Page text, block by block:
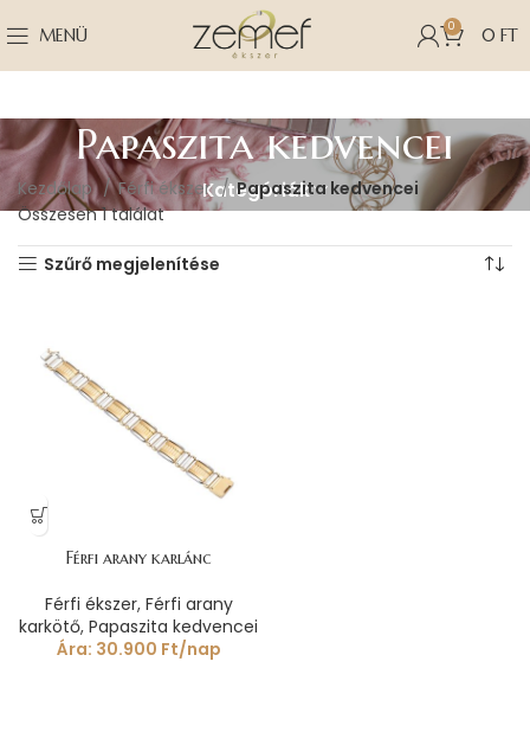
MENÜ 0 0 FT
Papaszita kedvencei
Kategóriák
Kezdőlap Férfi ékszer
Papaszita kedvencei
Összesen 1 találat
Szűrő megjelenítése
Férfi arany karlánc
Férfi ékszer, Férfi arany
karkötő, Papaszita kedvencei
Ára: 30.900 Ft/nap